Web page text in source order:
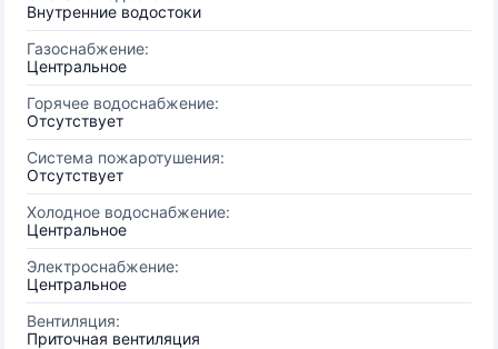
Внутренние водостоки
Газоснабжение:
Центральное
Горячее водоснабжение:
Отсутствует
Система пожаротушения:
Отсутствует
Холодное водоснабжение:
Центральное
Электроснабжение:
Центральное
Вентиляция:
Приточная вентиляция